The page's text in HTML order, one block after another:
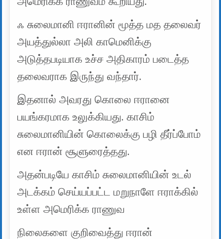
ஃ சுலைமானி ஈரானின் மூத்த மத தலைவர்
அயத்துல்லா அலி காமெனிக்கு
அடுத்தபடியாக உச்ச அதிகாரம் படைத்த
தலைவராக இருந்து வந்தார்.
இதனால் அவரது கொலை ஈரானை
பயங்கரமாக உலுக்கியது. காசிம்
சுலைமானியின் கொலைக்கு பழி தீர்ப்போம்
என ஈரான் சூளுரைத்தது.
அதன்படியே காசிம் சுலைமானியின் உடல்
அடக்கம் செய்யப்பட்ட மறுநாளே ஈராக்கில்
உள்ள அமெரிக்க ராணுவ
நிலைகளை குறிவைத்து ஈரான்